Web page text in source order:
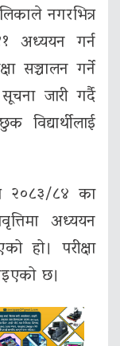
ले नगरभित्र
अध्ययन गर्न
सञ्चालन गर्ने
जारी गर्दै
विद्यार्थीलाई
२०८३/८४ का
अध्ययन
हो। परीक्षा
छ।